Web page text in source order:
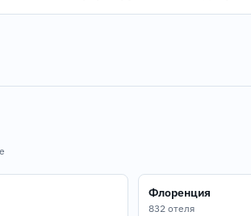
Флоренция
832 отеля